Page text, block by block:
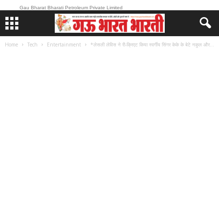
Gau Bharat Bharati Petroleum Private Limited
Home Tech Entertainment *लेसली लेविस ने री-क्रिएट किया स्वर्गीय सिंगर केके के बेटे नकुल और...